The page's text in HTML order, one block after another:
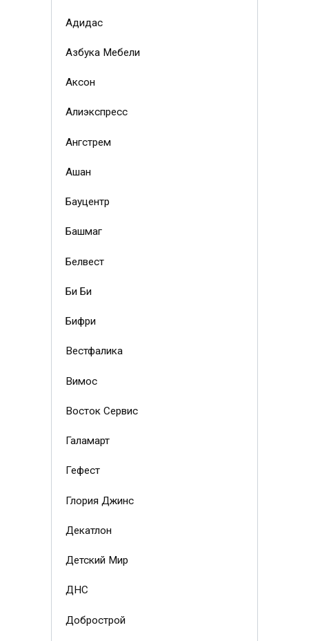
Адидас
Азбука Мебели
Аксон
Алиэкспресс
Ангстрем
Ашан
Бауцентр
Башмаг
Белвест
Би Би
Бифри
Вестфалика
Вимос
Восток Сервис
Галамарт
Гефест
Глория Джинс
Декатлон
Детский Мир
ДНС
Добрострой